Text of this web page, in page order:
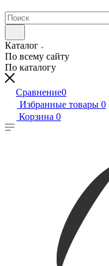
Каталог
По всему сайту
По каталогу
Сравнение0
Избранные товары 0
Корзина 0